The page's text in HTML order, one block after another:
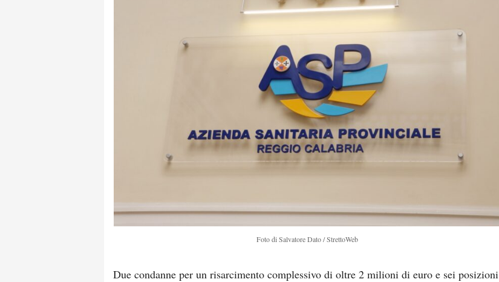
Foto di Salvatore Dato / StrettoWeb
Due condanne per un risarcimento complessivo di oltre 2 milioni di euro e sei posizioni